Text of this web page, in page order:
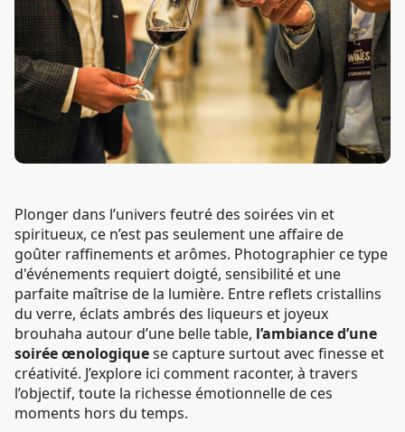
Plonger dans l’univers feutré des soirées vin et
spiritueux, ce n’est pas seulement une affaire de
goûter raffinements et arômes. Photographier ce type
d'événements requiert doigté, sensibilité et une
parfaite maîtrise de la lumière. Entre reflets cristallins
du verre, éclats ambrés des liqueurs et joyeux
brouhaha autour d’une belle table, l’ambiance d’une
soirée œnologiquese capture surtout avec finesse et
créativité. J’explore ici comment raconter, à travers
l’objectif, toute la richesse émotionnelle de ces
moments hors du temps.